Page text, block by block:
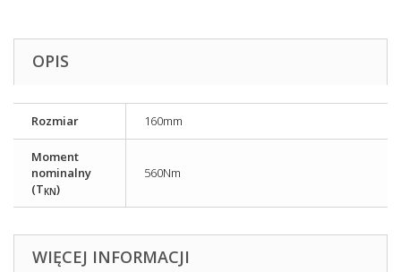
OPIS
Rozmiar 160mm
Moment
nominalny
(T KN)
560Nm
WIĘCEJ INFORMACJI